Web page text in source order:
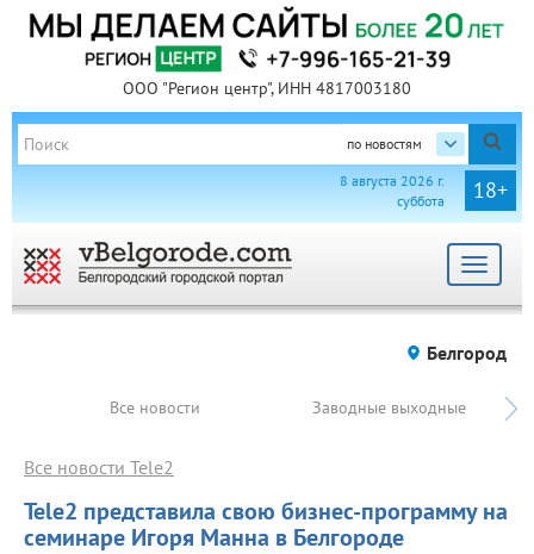
ООО "Регион центр", ИНН 4817003180
по новостям
18+
8 августа 2026 г.
суббота
Toggle
Белгород
Все новости Заводные выходные
Tele2 представила свою бизнес-программу на
семинаре Игоря Манна в Белгороде
Все новости Tele2